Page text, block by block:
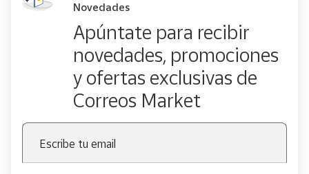
Novedades
Apúntate para recibir
novedades, promociones
y ofertas exclusivas de
Correos Market
Escribe tu email